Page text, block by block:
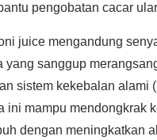
pengobatan cacar
juice mengandung
yang sanggup
sistem kekebalan alami
ini mampu mendongkrak
dengan meningkatkan